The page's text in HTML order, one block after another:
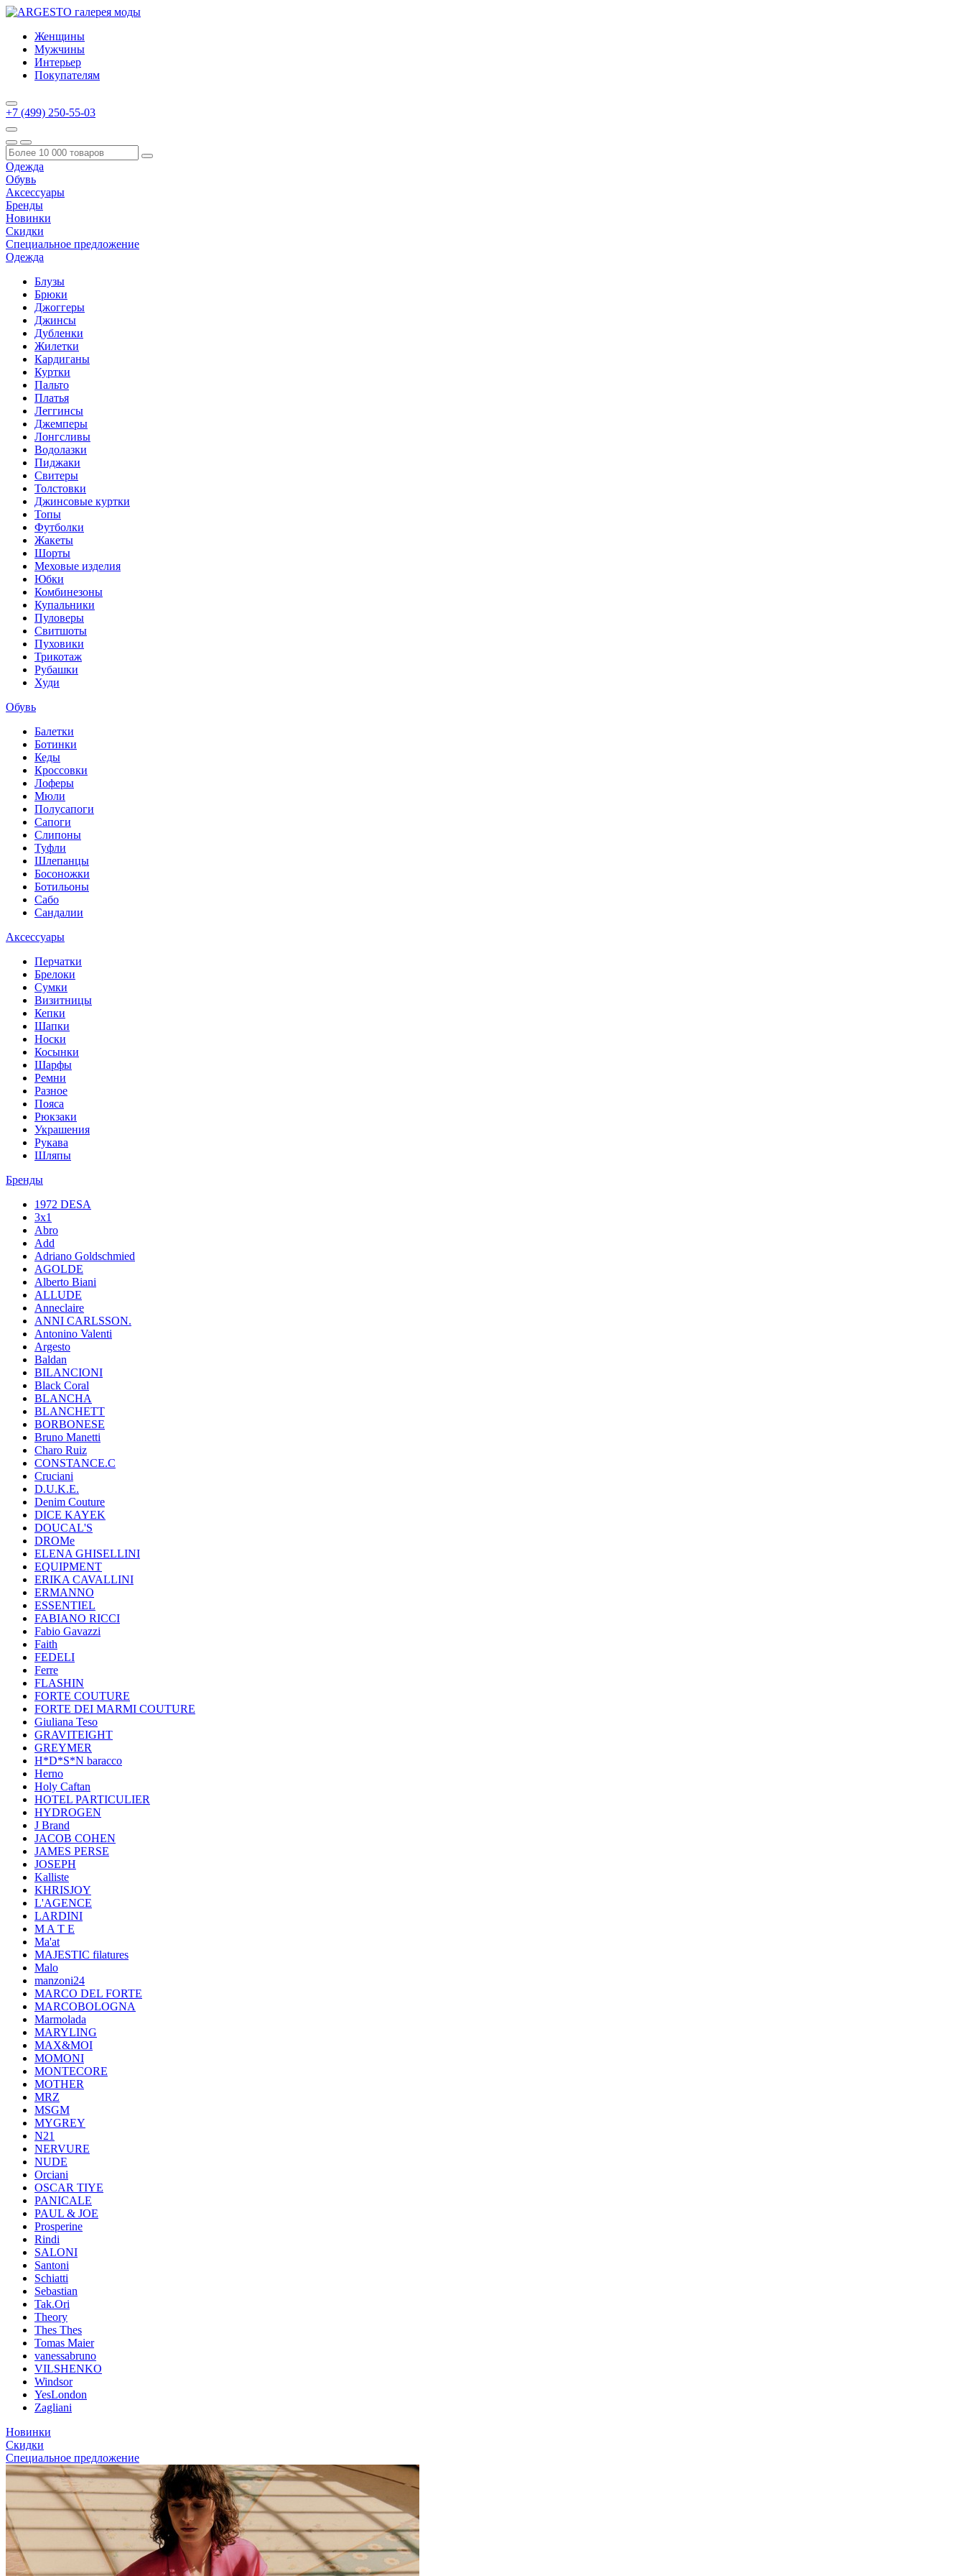
Женщины
Мужчины
Интерьер
Покупателям
+7 (499) 250-55-03
Одежда
Обувь
Аксессуары
Бренды
Новинки
Скидки
Специальное предложение
Одежда
Блузы
Брюки
Джоггеры
Джинсы
Дубленки
Жилетки
Кардиганы
Куртки
Пальто
Платья
Леггинсы
Джемперы
Лонгсливы
Водолазки
Пиджаки
Свитеры
Толстовки
Джинсовые куртки
Топы
Футболки
Жакеты
Шорты
Меховые изделия
Юбки
Комбинезоны
Купальники
Пуловеры
Свитшоты
Пуховики
Трикотаж
Рубашки
Худи
Обувь
Балетки
Ботинки
Кеды
Кроссовки
Лоферы
Мюли
Полусапоги
Сапоги
Слипоны
Туфли
Шлепанцы
Босоножки
Ботильоны
Сабо
Сандалии
Аксессуары
Перчатки
Брелоки
Сумки
Визитницы
Кепки
Шапки
Носки
Косынки
Шарфы
Ремни
Разное
Пояса
Рюкзаки
Украшения
Рукава
Шляпы
Бренды
1972 DESA
3x1
Abro
Add
Adriano Goldschmied
AGOLDE
Alberto Biani
ALLUDE
Anneclaire
ANNI CARLSSON.
Antonino Valenti
Argesto
Baldan
BILANCIONI
Black Coral
BLANCHA
BLANCHETT
BORBONESE
Bruno Manetti
Charo Ruiz
CONSTANCE.C
Cruciani
D.U.K.E.
Denim Couture
DICE KAYEK
DOUCAL'S
DROMe
ELENA GHISELLINI
EQUIPMENT
ERIKA CAVALLINI
ERMANNO
ESSENTIEL
FABIANO RICCI
Fabio Gavazzi
Faith
FEDELI
Ferre
FLASHIN
FORTE COUTURE
FORTE DEI MARMI COUTURE
Giuliana Teso
GRAVITEIGHT
GREYMER
H*D*S*N baracco
Herno
Holy Caftan
HOTEL PARTICULIER
HYDROGEN
J Brand
JACOB COHEN
JAMES PERSE
JOSEPH
Kalliste
KHRISJOY
L'AGENCE
LARDINI
M A T E
Ma'at
MAJESTIC filatures
Malo
manzoni24
MARCO DEL FORTE
MARCOBOLOGNA
Marmolada
MARYLING
MAX&MOI
MOMONI
MONTECORE
MOTHER
MRZ
MSGM
MYGREY
N21
NERVURE
NUDE
Orciani
OSCAR TIYE
PANICALE
PAUL & JOE
Prosperine
Rindi
SALONI
Santoni
Schiatti
Sebastian
Tak.Ori
Theory
Thes Thes
Tomas Maier
vanessabruno
VILSHENKO
Windsor
YesLondon
Zagliani
Новинки
Скидки
Специальное предложение